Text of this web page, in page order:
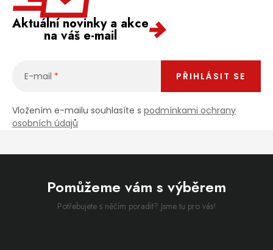
Aktuální novinky a akce
na váš e-mail
E-mail
Vložením e-mailu souhlasíte s podmínkami ochrany
osobních údajů
PŘIHLÁSIT SE
Pomůžeme vám s výběrem
Potřebujete s něčím poradit? Jsme tu pro vás!